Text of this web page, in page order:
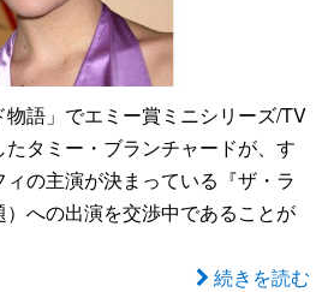
物語」でエミー賞ミニシリーズ/TV
タミー・ブランチャードが、す
の主演が決まっている『ザ・ラ
への出演を交渉中であることが
続きを読む